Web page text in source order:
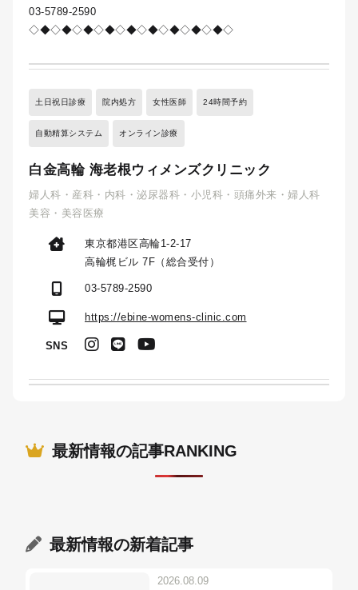
03-5789-2590
◇◆◇◆◇◆◇◆◇◆◇◆◇◆◇◆◇◆◇
土日祝日診療 院内処方 女性医師 24時間予約
自動精算システム オンライン診療
白金高輪 海老根ウィメンズクリニック
婦人科・産科・内科・泌尿器科・小児科・頭痛外来・婦人科
美容・美容医療
東京都港区高輪1-2-17
高輪梶ビル 7F（総合受付）
03-5789-2590
https://ebine-womens-clinic.com
SNS
最新情報の記事RANKING
最新情報の新着記事
2026.08.09